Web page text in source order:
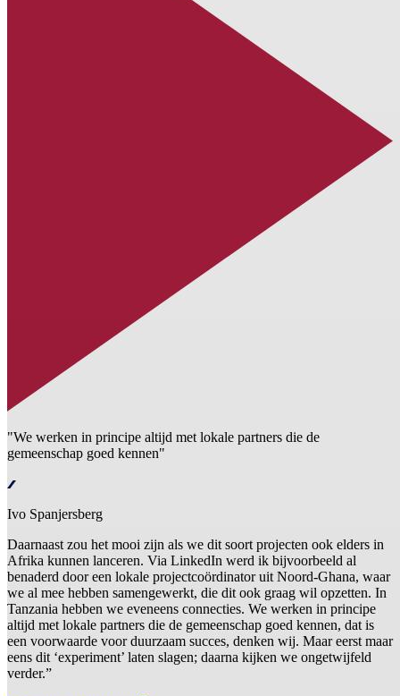
"We werken in principe altijd met lokale partners die de
gemeenschap goed kennen"
Ivo Spanjersberg
Daarnaast zou het mooi zijn als we dit soort projecten ook elders in
Afrika kunnen lanceren. Via LinkedIn werd ik bijvoorbeeld al
benaderd door een lokale projectcoördinator uit Noord-Ghana, waar
we al mee hebben samengewerkt, die dit ook graag wil opzetten. In
Tanzania hebben we eveneens connecties. We werken in principe
altijd met lokale partners die de gemeenschap goed kennen, dat is
een voorwaarde voor duurzaam succes, denken wij. Maar eerst maar
eens dit ‘experiment’ laten slagen; daarna kijken we ongetwijfeld
verder.”